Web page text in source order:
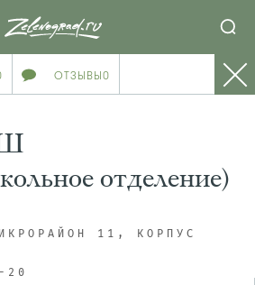
ОТЗЫВЫ0
отделение)
11, КОРПУС
20